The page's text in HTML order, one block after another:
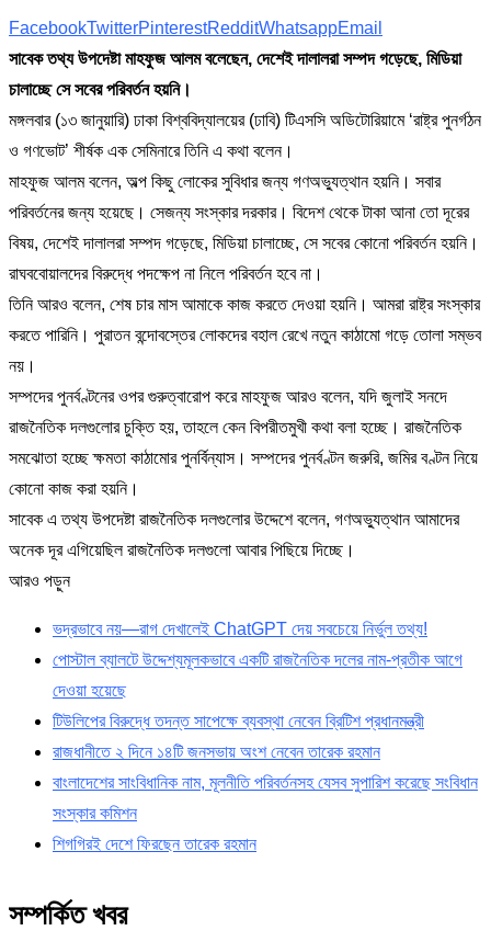
FacebookTwitterPinterestRedditWhatsappEmail
সাবেক তথ্য উপদেষ্টা মাহফুজ আলম বলেছেন, দেশেই দালালরা সম্পদ গড়েছে, মিডিয়া
চালাচ্ছে সে সবের পরিবর্তন হয়নি।
মঙ্গলবার (১৩ জানুয়ারি) ঢাকা বিশ্ববিদ্যালয়ের (ঢাবি) টিএসসি অডিটোরিয়ামে ‘রাষ্ট্র পুনর্গঠন
ও গণভোট’ শীর্ষক এক সেমিনারে তিনি এ কথা বলেন।
মাহফুজ আলম বলেন, অল্প কিছু লোকের সুবিধার জন্য গণঅভ্যুত্থান হয়নি। সবার
পরিবর্তনের জন্য হয়েছে। সেজন্য সংস্কার দরকার। বিদেশ থেকে টাকা আনা তো দূরের
বিষয়, দেশেই দালালরা সম্পদ গড়েছে, মিডিয়া চালাচ্ছে, সে সবের কোনো পরিবর্তন হয়নি।
রাঘববোয়ালদের বিরুদ্ধে পদক্ষেপ না নিলে পরিবর্তন হবে না।
তিনি আরও বলেন, শেষ চার মাস আমাকে কাজ করতে দেওয়া হয়নি। আমরা রাষ্ট্র সংস্কার
করতে পারিনি। পুরাতন বন্দোবস্তের লোকদের বহাল রেখে নতুন কাঠামো গড়ে তোলা সম্ভব
নয়।
সম্পদের পুনর্বণ্টনের ওপর গুরুত্বারোপ করে মাহফুজ আরও বলেন, যদি জুলাই সনদে
রাজনৈতিক দলগুলোর চুক্তি হয়, তাহলে কেন বিপরীতমুখী কথা বলা হচ্ছে। রাজনৈতিক
সমঝোতা হচ্ছে ক্ষমতা কাঠামোর পুনর্বিন্যাস। সম্পদের পুনর্বণ্টন জরুরি, জমির বণ্টন নিয়ে
কোনো কাজ করা হয়নি।
সাবেক এ তথ্য উপদেষ্টা রাজনৈতিক দলগুলোর উদ্দেশে বলেন, গণঅভ্যুত্থান আমাদের
অনেক দূর এগিয়েছিল রাজনৈতিক দলগুলো আবার পিছিয়ে দিচ্ছে।
আরও পড়ুন
ভদ্রভাবে নয়—রাগ দেখালেই ChatGPT দেয় সবচেয়ে নির্ভুল তথ্য!
পোস্টাল ব্যালটে উদ্দেশ্যমূলকভাবে একটি রাজনৈতিক দলের নাম-প্রতীক আগে
দেওয়া হয়েছে
টিউলিপের বিরুদ্ধে তদন্ত সাপেক্ষে ব্যবস্থা নেবেন ব্রিটিশ প্রধানমন্ত্রী
রাজধানীতে ২ দিনে ১৪টি জনসভায় অংশ নেবেন তারেক রহমান
বাংলাদেশের সাংবিধানিক নাম, মূলনীতি পরিবর্তনসহ যেসব সুপারিশ করেছে সংবিধান
সংস্কার কমিশন
শিগগিরই দেশে ফিরছেন তারেক রহমান
সম্পর্কিত খবর